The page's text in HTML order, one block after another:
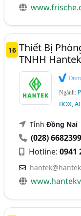
16 Thiết Bị
TNHH
Ngành:
BOX,
TỉnhĐồng Nai
(028)
Hotline:0941